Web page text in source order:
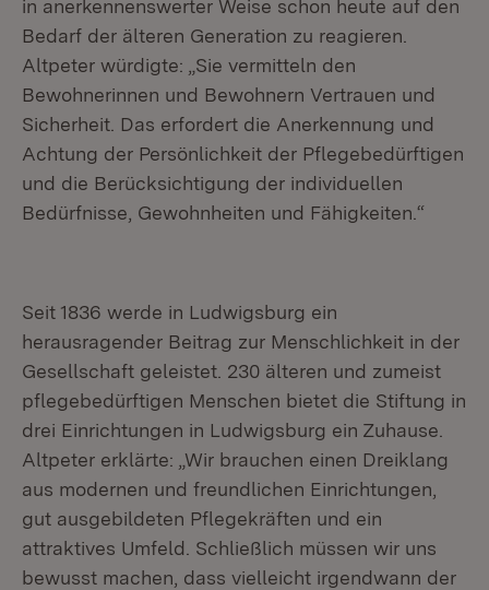
in anerkennenswerter Weise schon heute auf den
Bedarf der älteren Generation zu reagieren.
Altpeter würdigte: „Sie vermitteln den
Bewohnerinnen und Bewohnern Vertrauen und
Sicherheit. Das erfordert die Anerkennung und
Achtung der Persönlichkeit der Pflegebedürftigen
und die Berücksichtigung der individuellen
Bedürfnisse, Gewohnheiten und Fähigkeiten.“
Seit 1836 werde in Ludwigsburg ein
herausragender Beitrag zur Menschlichkeit in der
Gesellschaft geleistet. 230 älteren und zumeist
pflegebedürftigen Menschen bietet die Stiftung in
drei Einrichtungen in Ludwigsburg ein Zuhause.
Altpeter erklärte: „Wir brauchen einen Dreiklang
aus modernen und freundlichen Einrichtungen,
gut ausgebildeten Pflegekräften und ein
attraktives Umfeld. Schließlich müssen wir uns
bewusst machen, dass vielleicht irgendwann der